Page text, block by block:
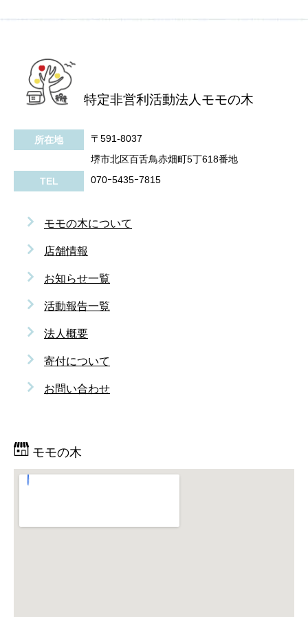
特定非営利活動法人モモの木
所在地
〒591-8037
堺市北区百舌鳥赤畑町5丁618番地
TEL
070ｰ5435ｰ7815
モモの木について
店舗情報
お知らせ一覧
活動報告一覧
法人概要
寄付について
お問い合わせ
モモの木